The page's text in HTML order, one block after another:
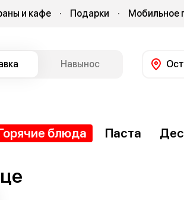
и кафе Подарки Мобильное
Навынос
блюда Паста